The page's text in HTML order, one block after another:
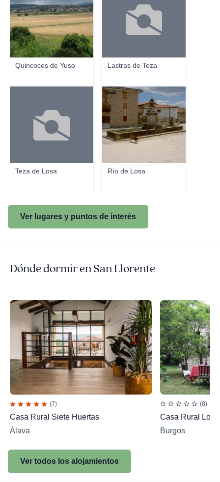
Quincoces de Yuso Lastras de Teza
Teza de Losa Río de Losa
aita52
Ver lugares y puntos de interés
Dónde dormir en San Llorente
(7)
Casa Rural Siete Huertas
Álava
(8)
Casa Rural Los
Burgos
Ver todos los alojamientos